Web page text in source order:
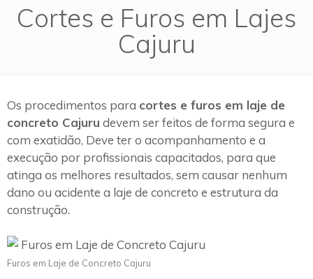
Cortes e Furos em Lajes
Cajuru
Os procedimentos para cortes e furos em laje de
concreto Cajuru devem ser feitos de forma segura e
com exatidão, Deve ter o acompanhamento e a
execução por profissionais capacitados, para que
atinga os melhores resultados, sem causar nenhum
dano ou acidente a laje de concreto e estrutura da
construção.
Furos em Laje de Concreto Cajuru